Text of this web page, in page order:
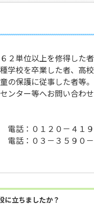
２単位以上を修得した
学校を卒業した者、高
の保護に従事した者等。
ンター等へお問い合わ
電話：０１２０－４１
話：０３－３５９０
に立ちましたか？